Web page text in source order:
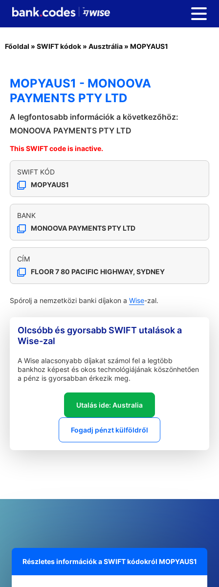
Főoldal » SWIFT kódok » Ausztrália » MOPYAUS1
MOPYAUS1 - MONOOVA
PAYMENTS PTY LTD
A legfontosabb információk a következőhöz:
MONOOVA PAYMENTS PTY LTD
This SWIFT code is inactive.
SWIFT KÓD
MOPYAUS1
BANK
MONOOVA PAYMENTS PTY LTD
CÍM
FLOOR 7 80 PACIFIC HIGHWAY, SYDNEY
Spórolj a nemzetközi banki díjakon a Wise-zal.
Olcsóbb és gyorsabb SWIFT utalások a
Wise-zal
A Wise alacsonyabb díjakat számol fel a legtöbb
bankhoz képest és okos technológiájának köszönhetően
a pénz is gyorsabban érkezik meg.
Utalás ide: Australia
Fogadj pénzt külföldről
Részletes információk a SWIFT kódokról MOPYAUS1